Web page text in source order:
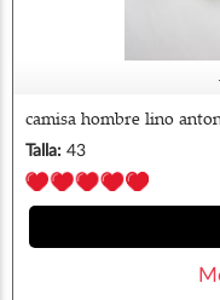
camisa hombre lino
Talla: 43